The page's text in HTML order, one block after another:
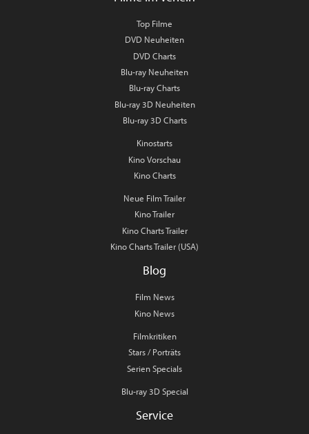
Top Filme
DVD Neuheiten
DVD Charts
Blu-ray Neuheiten
Blu-ray Charts
Blu-ray 3D Neuheiten
Blu-ray 3D Charts
Kinostarts
Kino Vorschau
Kino Charts
Neue Film Trailer
Kino Trailer
Kino Charts Trailer
Kino Charts Trailer (USA)
Blog
Film News
Kino News
Filmkritiken
Stars / Porträts
Serien Specials
Blu-ray 3D Special
Service